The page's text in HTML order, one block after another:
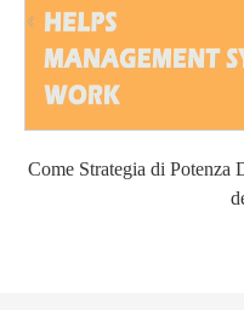
Come Strategia di Potenza